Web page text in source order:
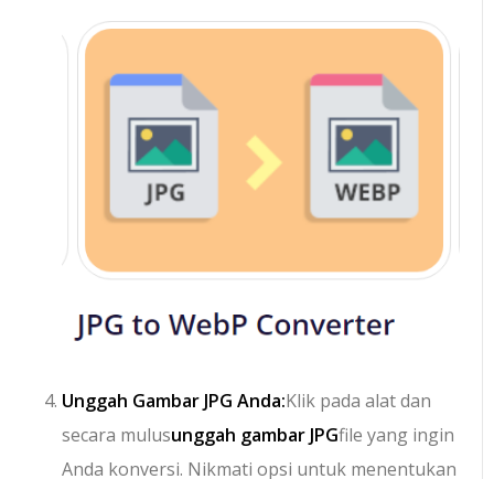
Unggah Gambar JPG Anda:Klik pada alat dan
secara mulusunggah gambar JPGfile yang ingin
Anda konversi. Nikmati opsi untuk menentukan